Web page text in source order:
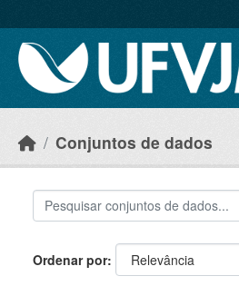
Conjuntos de dados
Ordenar por